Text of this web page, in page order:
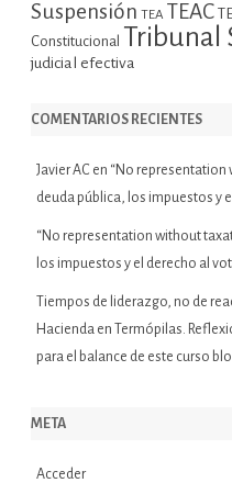
Suspensión TEA TEAC
Constitucional Tribunal
judicial efectiva
COMENTARIOS RECIENTES
Javier AC en “No representation
deuda pública, los impuestos y
“No representation without
los impuestos y el derecho al
Tiempos de liderazgo, no de
Hacienda en
Termópilas.
para el balance de este curso
META
Acceder